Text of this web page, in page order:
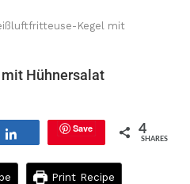
Kegel mit
Hühnersalat
Save 4
SHARES
Print Recipe